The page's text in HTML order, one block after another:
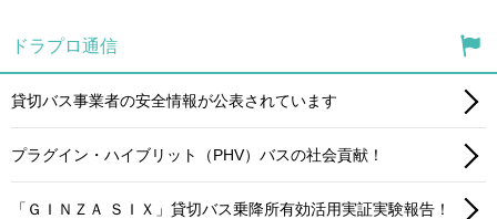
ドラプロ通信
貸切バス事業者の安全情報が公表されています
プラグイン・ハイブリット（PHV）バスの社会貢献！
「ＧＩＮＺＡ ＳＩＸ」貸切バス乗降所有効活用実証実験報告！